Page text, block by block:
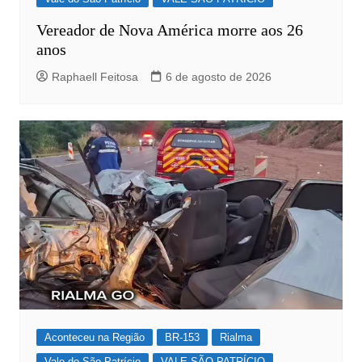
Vereador de Nova América morre aos 26
anos
Raphaell Feitosa 6 de agosto de 2026
Aconteceu na Região BR-153
Rialma